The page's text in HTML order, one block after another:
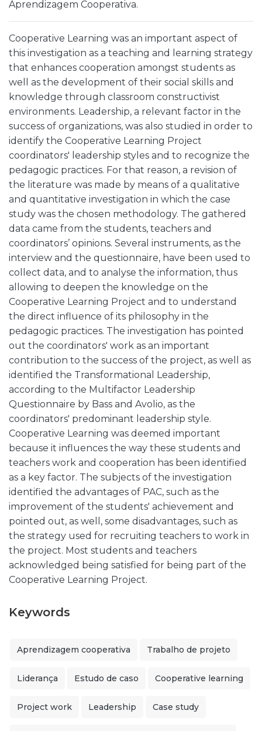
Aprendizagem Cooperativa.
Cooperative Learning was an important aspect of
this investigation as a teaching and learning strategy
that enhances cooperation amongst students as
well as the development of their social skills and
knowledge through classroom constructivist
environments. Leadership, a relevant factor in the
success of organizations, was also studied in order to
identify the Cooperative Learning Project
coordinators' leadership styles and to recognize the
pedagogic practices. For that reason, a revision of
the literature was made by means of a qualitative
and quantitative investigation in which the case
study was the chosen methodology. The gathered
data came from the students, teachers and
coordinators’ opinions. Several instruments, as the
interview and the questionnaire, have been used to
collect data, and to analyse the information, thus
allowing to deepen the knowledge on the
Cooperative Learning Project and to understand
the direct influence of its philosophy in the
pedagogic practices. The investigation has pointed
out the coordinators' work as an important
contribution to the success of the project, as well as
identified the Transformational Leadership,
according to the Multifactor Leadership
Questionnaire by Bass and Avolio, as the
coordinators' predominant leadership style.
Cooperative Learning was deemed important
because it influences the way these students and
teachers work and cooperation has been identified
as a key factor. The subjects of the investigation
identified the advantages of PAC, such as the
improvement of the students' achievement and
pointed out, as well, some disadvantages, such as
the strategy used for recruiting teachers to work in
the project. Most students and teachers
acknowledged being satisfied for being part of the
Cooperative Learning Project.
Keywords
Aprendizagem cooperativa Trabalho de projeto
Liderança Estudo de caso Cooperative learning
Project work Leadership Case study